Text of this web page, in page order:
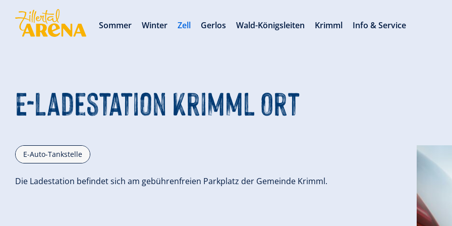
E-Ladestation Krimml Ort
E-Auto-Tankstelle
Die Ladestation befindet sich am gebührenfreien Parkplatz der Gemeinde Krimml.
Sommer Winter Zell Gerlos Wald-Königsleiten Krimml Info & Service